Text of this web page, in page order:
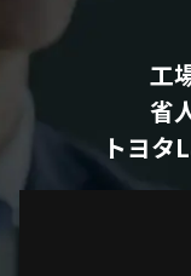
工
省
トヨタ